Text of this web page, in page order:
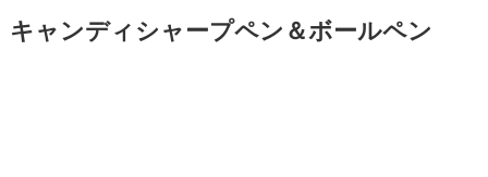
キャンディシャープペン＆ボールペン